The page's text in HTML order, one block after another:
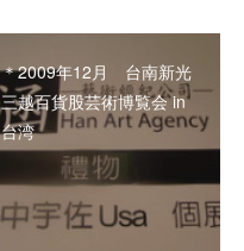
＊2009年12月 台南新光
三越百貨股芸術博覧会 in
台湾